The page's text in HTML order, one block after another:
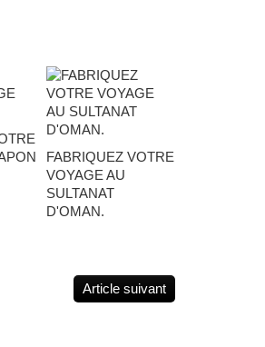
FABRIQUEZ VOTRE
VOYAGE AU
SULTANAT
D'OMAN.
Article suivant